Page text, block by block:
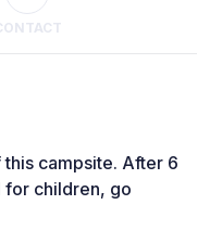
campsite. After 6
for children, go